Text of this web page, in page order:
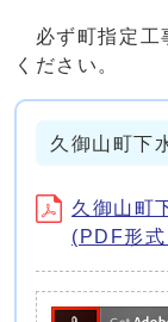
必ず町指定工
ください。
久御山町下
久御山町
(PDF形